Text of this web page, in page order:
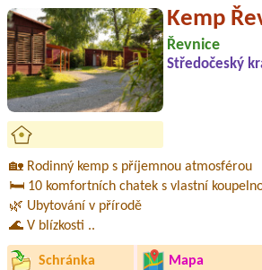
Kemp
Řevnice
Středočeský
🏡 Rodinný kemp s příjemnou atmosférou
🛏️ 10 komfortních chatek s vlastní
🌿 Ubytování v přírodě
🌊 V blízkosti ..
Schránka Mapa